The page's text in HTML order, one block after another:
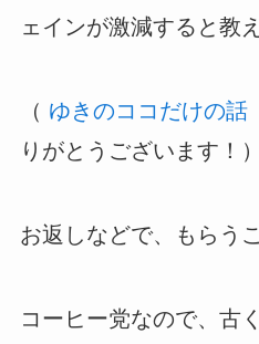
ェインが激減すると教
（ ゆきのココだけの話
りがとうございます！）
お返しなどで、もらう
コーヒー党なので、古